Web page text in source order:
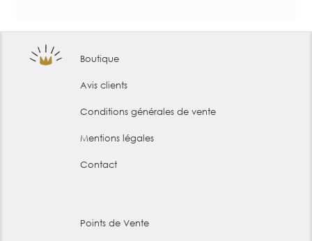
Boutique
Avis clients
Conditions générales de vente
Mentions légales
Contact
Points de Vente